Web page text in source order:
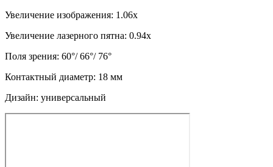
Увеличение изображения: 1.06x
Увеличение лазерного пятна: 0.94x
Поля зрения: 60°/ 66°/ 76°
Контактный диаметр: 18 мм
Дизайн: универсальный